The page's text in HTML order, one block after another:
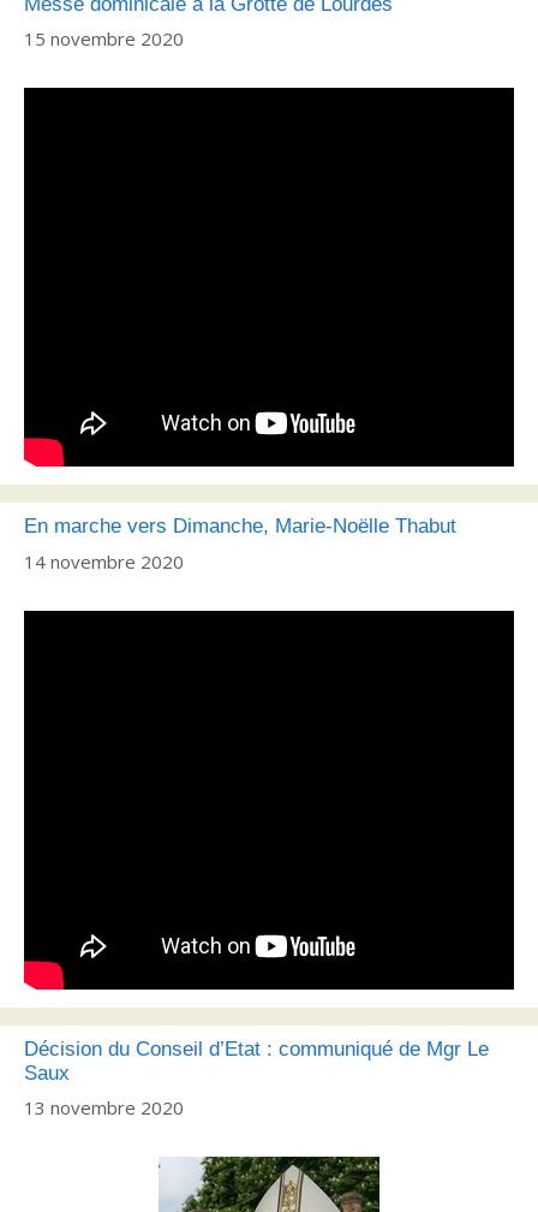
15 novembre 2020
En marche vers Dimanche, Marie-Noëlle Thabut
14 novembre 2020
Décision du Conseil d’Etat : communiqué de Mgr Le
Saux
13 novembre 2020